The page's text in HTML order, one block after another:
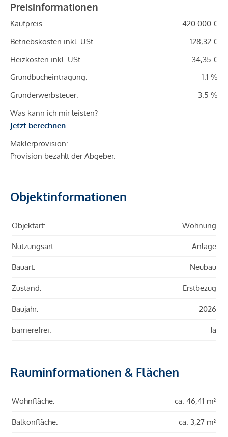
Preisinformationen
Kaufpreis
420.000 €
Betriebskosten inkl. USt.
128,32 €
Heizkosten inkl. USt.
34,35 €
Grundbucheintragung:
1.1 %
Grunderwerbsteuer:
3.5 %
Was kann ich mir leisten?
Jetzt berechnen
Maklerprovision:
Provision bezahlt der Abgeber.
Objektinformationen
Objektart: Wohnung
Nutzungsart: Anlage
Bauart: Neubau
Zustand: Erstbezug
Baujahr: 2026
barrierefrei: Ja
Rauminformationen & Flächen
Wohnfläche: ca. 46,41 m²
Balkonfläche: ca. 3,27 m²